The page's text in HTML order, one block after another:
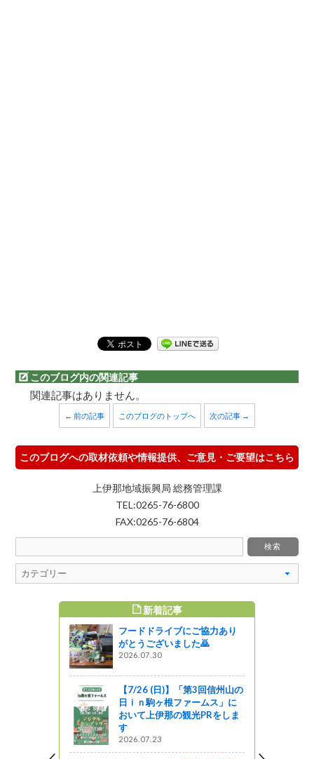
このブログ内の関連記事
関連記事はありません。
← 前の記事 このブログのトップへ 次の記事 →
このブログへの取材依頼や情報提供、ご意見・ご要望はこちら
上伊那地域振興局 総務管理課
TEL:0265-76-6800
FAX:0265-76-6804
新着記事
フードドライブにご協力あり
がとうございました🙇
2026.07.30
【7/26 (日)】「第3回信州山の
日ｉｎ駒ヶ根ファームス」に
おいて上伊那の観光PRをしま
す
2026.07.23